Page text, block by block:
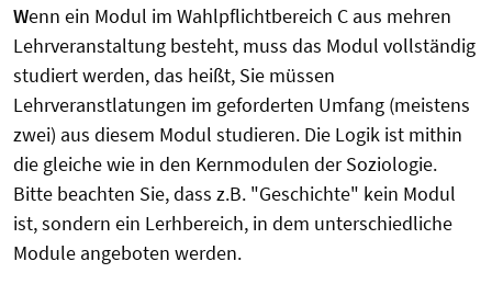
Wenn ein Modul im Wahlpflichtbereich C aus mehren
Lehrveranstaltung besteht, muss das Modul vollständig
studiert werden, das heißt, Sie müssen
Lehrveranstlatungen im geforderten Umfang (meistens
zwei) aus diesem Modul studieren. Die Logik ist mithin
die gleiche wie in den Kernmodulen der Soziologie.
Bitte beachten Sie, dass z.B. "Geschichte" kein Modul
ist, sondern ein Lerhbereich, in dem unterschiedliche
Module angeboten werden.